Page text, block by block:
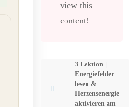
Verändern
view this
content!
3 Lektion |
Energiefelder
lesen &
Herzensenergie
aktivieren am